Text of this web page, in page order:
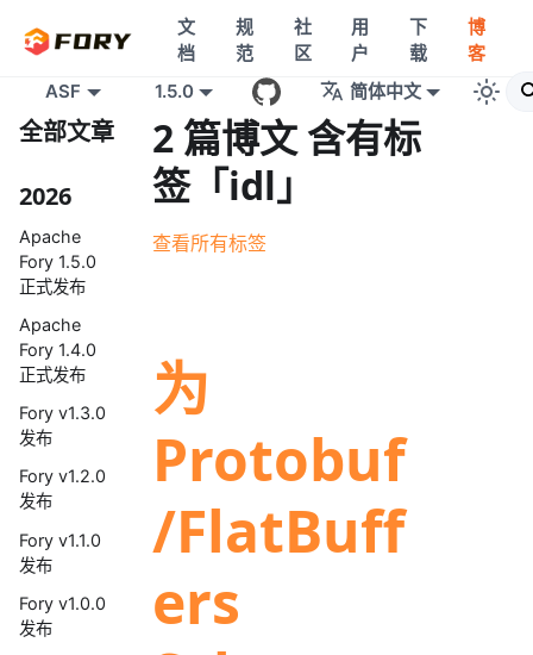
文
档
规
范
社
区
用
户
下
载
博
客
ASF
1.5.0 简体中文
全部文章
2026
Apache
Fory 1.5.0
正式发布
Apache
Fory 1.4.0
正式发布
Fory v1.3.0
发布
Fory v1.2.0
发布
Fory v1.1.0
发布
Fory v1.0.0
发布
2 篇博文 含有标
签「idl」
查看所有标签
为
Protobuf
/FlatBuff
ers